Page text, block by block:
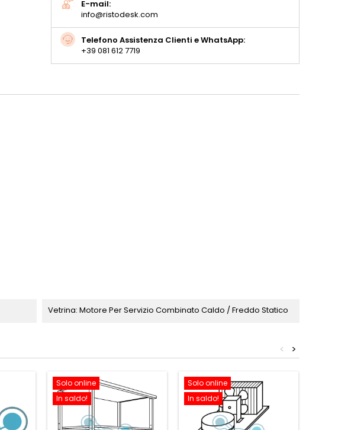
E-mail:
info@ristodesk.com
Telefono Assistenza Clienti e WhatsApp:
+39 081 612 7719
Vetrina: Motore Per Servizio Combinato Caldo / Freddo Statico
>
<
Solo online
In saldo!
Solo online
In saldo!